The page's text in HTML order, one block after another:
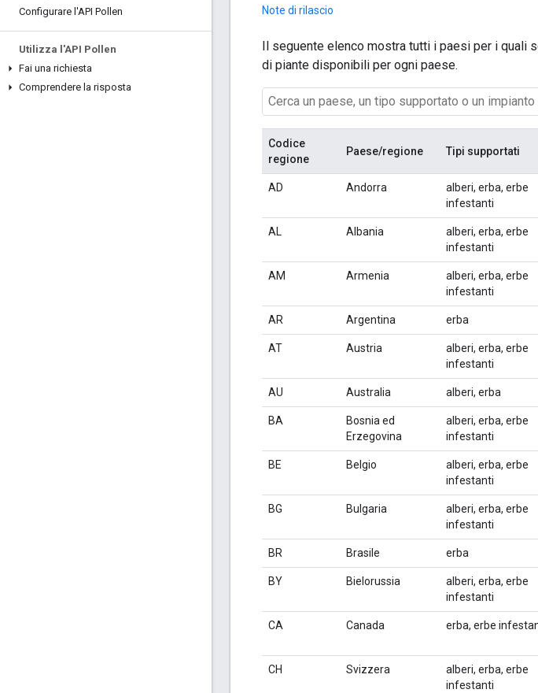
Configurare l'API Pollen
Utilizza l'API Pollen
Fai una richiesta
Comprendere la risposta
Note di rilascio
Il seguente elenco mostra tutti i paesi per i quali
di piante disponibili per ogni paese.
Codice
regione
Paese/regione Tipi supportati
AD Andorra
alberi, erba, erbe
infestanti
AL Albania
alberi, erba, erbe
infestanti
AM Armenia
alberi, erba, erbe
infestanti
AR Argentina erba
AT Austria
alberi, erba, erbe
infestanti
AU Australia alberi, erba
BA
Bosnia ed
Erzegovina
alberi, erba, erbe
infestanti
BE Belgio
alberi, erba, erbe
infestanti
BG Bulgaria
alberi, erba, erbe
infestanti
BR Brasile erba
BY Bielorussia
alberi, erba, erbe
infestanti
CA Canada erba, erbe
CH Svizzera
alberi, erba, erbe
infestanti